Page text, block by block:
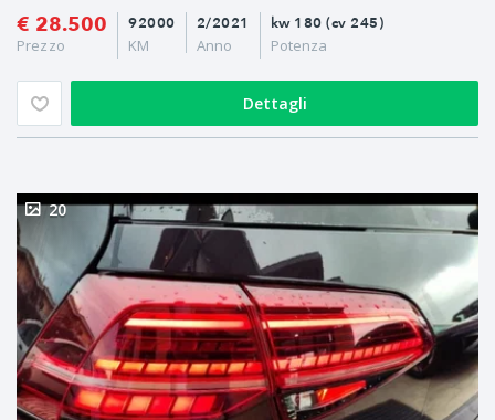
€ 28.500
Prezzo
2/2021
Anno
92000
KM
kw 180 (cv 245)
Potenza
Dettagli
20